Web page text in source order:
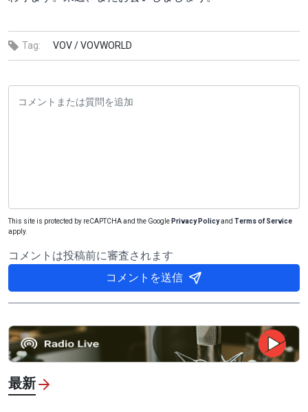
Tag: VOV /VOVWORLD
This site is protected by reCAPTCHA and the Google Privacy Policyand Terms of Service
apply.
コメントは投稿前に審査されます
コメントを送信
最新